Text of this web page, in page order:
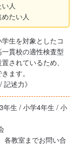
人
たい人
生を対象としたコ
貫校の適性検査型
されているため、
ます。
述力》
年生 / 小学4年生 / 小
各教室までお問い合